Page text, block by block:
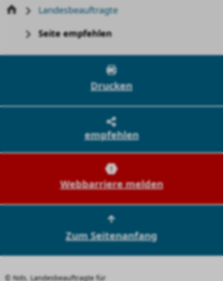
Landesbeauftragte
Seite empfehlen
Drucken
empfehlen
Webbarriere melden
Zum Seitenanfang
© Nds. Landesbeauftragte für